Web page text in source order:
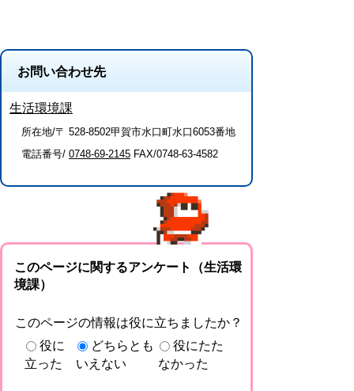
お問い合わせ先
生活環境課
所在地/〒 528-8502甲賀市水口町水口6053番地
電話番号/ 0748-69-2145 FAX/0748-63-4582
このページに関するアンケート（生活環
境課）
このページの情報は役に立ちましたか？
役に
立った
どちらとも
いえない
役にたた
なかった